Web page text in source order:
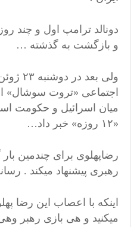
دونالد ترامپ اول و چند
و بازگشت به گذشته …
ولی
اجتماعی «تروت
میان اسرائیل و حکومت
«۱۲ روزه» خبر داد…
رضاپهلوی برای چندمین
رهبری پیشنهاد میکند .
اینکه با اعصاب این رضا
میکنید و هی بازی رهبر